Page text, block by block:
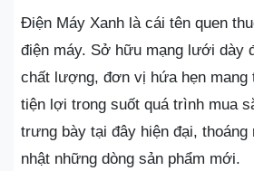
Điện Máy Xanh là cái tên quen
điện máy. Sở hữu mạng lưới dày
chất lượng, đơn vị hứa hẹn
tiện lợi trong suốt quá trình mua
trưng bày tại đây hiện đại, thoáng
nhật những dòng sản phẩm mới.